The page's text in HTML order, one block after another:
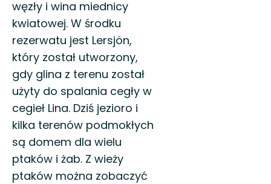
węzły i wina miednicy
kwiatowej. W środku
rezerwatu jest Lersjön,
który został utworzony,
gdy glina z terenu został
użyty do spalania cegły w
cegieł Lina. Dziś jezioro i
kilka terenów podmokłych
są domem dla wielu
ptaków i żab. Z wieży
ptaków można zobaczyć